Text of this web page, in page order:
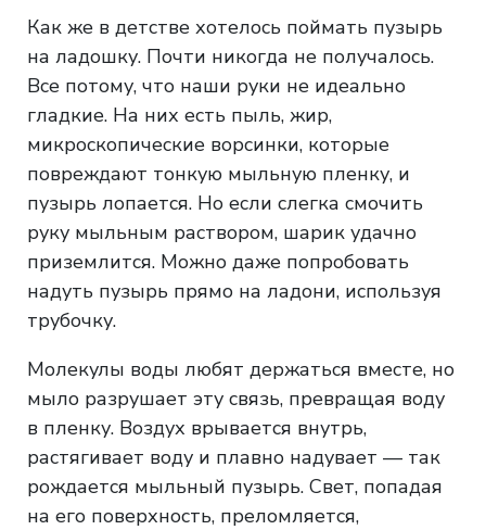
Как же в детстве хотелось поймать пузырь
на ладошку. Почти никогда не получалось.
Все потому, что наши руки не идеально
гладкие. На них есть пыль, жир,
микроскопические ворсинки, которые
повреждают тонкую мыльную пленку, и
пузырь лопается. Но если слегка смочить
руку мыльным раствором, шарик удачно
приземлится. Можно даже попробовать
надуть пузырь прямо на ладони, используя
трубочку.
Молекулы воды любят держаться вместе, но
мыло разрушает эту связь, превращая воду
в пленку. Воздух врывается внутрь,
растягивает воду и плавно надувает — так
рождается мыльный пузырь. Свет, попадая
на его поверхность, преломляется,